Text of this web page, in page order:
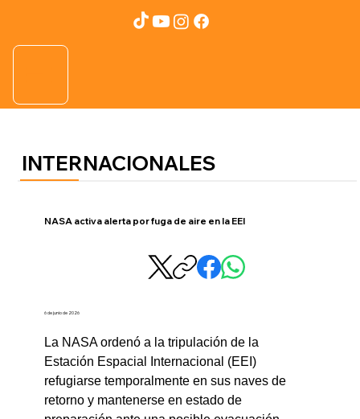
INTERNACIONALES
NASA activa alerta por fuga de aire en la EEI
6 de junio de 2026
La NASA ordenó a la tripulación de la
Estación Espacial Internacional (EEI)
refugiarse temporalmente en sus naves de
retorno y mantenerse en estado de